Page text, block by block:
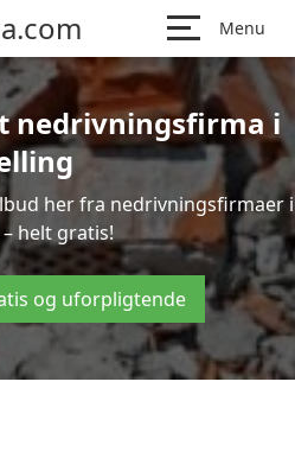
Menu
nedrivningsfirma i
her fra nedrivningsfirmaer i
– helt gratis!
og uforpligtende